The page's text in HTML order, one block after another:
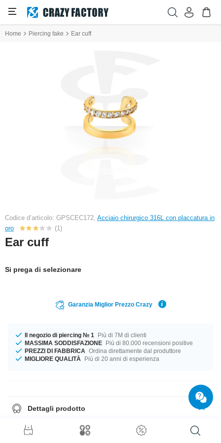
Home Piercing fake Ear cuff
Codice d’articolo: GPSCEC172, Acciaio chirurgico 316L con placcatura in
oro
(1)
Ear cuff
Si prega di selezionare
Garanzia Miglior Prezzo Crazy
Il negozio di piercing № 1
Più di 7M di clienti
MASSIMA SODDISFAZIONE Più di 80.000 recensioni positive
PREZZI DI FABBRICA Ordina direttamente dal produttore
MIGLIORE QUALITÀ
Più di 20 anni di esperienza
Dettagli prodotto
scorte!